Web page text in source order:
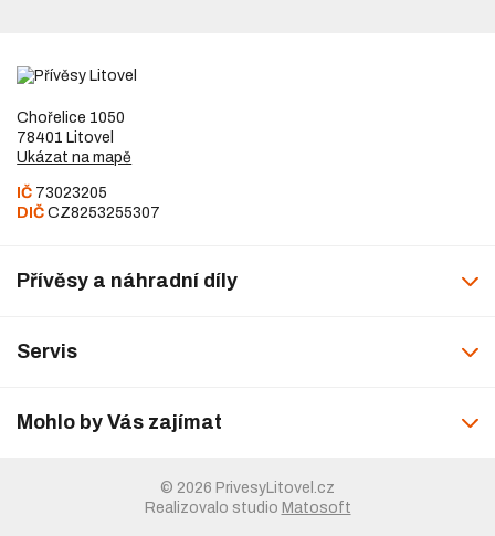
Chořelice 1050
78401 Litovel
Ukázat na mapě
IČ 73023205
DIČ CZ8253255307
Přívěsy a náhradní díly
Servis
Mohlo by Vás zajímat
© 2026 PrivesyLitovel.cz
Realizovalo studio Matosoft